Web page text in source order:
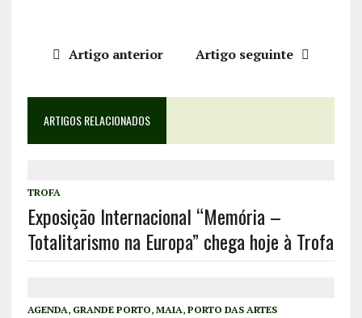
Artigo anterior Artigo seguinte
ARTIGOS RELACIONADOS
TROFA
Exposição Internacional “Memória –
Totalitarismo na Europa” chega hoje à Trofa
AGENDA, GRANDE PORTO, MAIA, PORTO DAS ARTES